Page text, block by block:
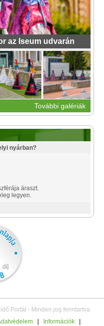
az Iseum udvarán
További galériák
nyárban?
áraszt.
legyen.
Portál - Minden jog fenntartva
Információk